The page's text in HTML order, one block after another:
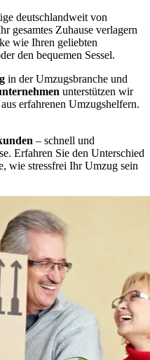
deutschlandweit von
gesamtes Zuhause verlagern
wie Ihren geliebten
den bequemen Sessel.
in der Umzugsbranche und
unterstützen wir
erfahrenen Umzugshelfern.
– schnell und
Erfahren Sie den Unterschied
wie stressfrei Ihr Umzug sein